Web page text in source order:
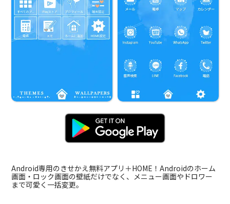
Android専用のきせかえ無料アプリ＋HOME！Androidのホーム
画面・ロック画面の壁紙だけでなく、メニュー画面やドロワー
まで可愛く一括変更。